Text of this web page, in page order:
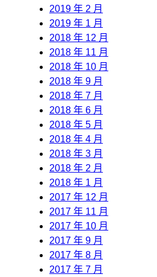
2019 年 2 月
2019 年 1 月
2018 年 12 月
2018 年 11 月
2018 年 10 月
2018 年 9 月
2018 年 7 月
2018 年 6 月
2018 年 5 月
2018 年 4 月
2018 年 3 月
2018 年 2 月
2018 年 1 月
2017 年 12 月
2017 年 11 月
2017 年 10 月
2017 年 9 月
2017 年 8 月
2017 年 7 月